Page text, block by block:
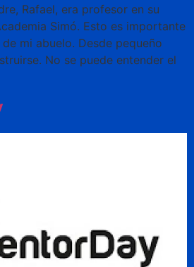
Rafael, era profesor en su
Simó. Esto es importante
mi abuelo. Desde pequeño
No se puede entender el